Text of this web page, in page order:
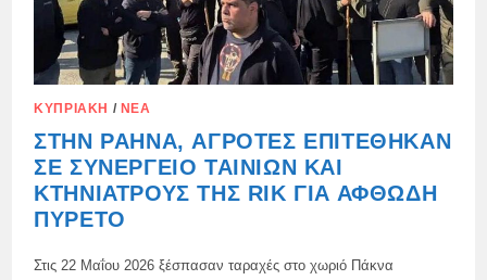
ΚΥΠΡΙΑΚΉ / ΝΈΑ
ΣΤΗΝ PAHNA, ΑΓΡΌΤΕΣ ΕΠΙΤΈΘΗΚΑΝ
ΣΕ ΣΥΝΕΡΓΕΊΟ ΤΑΙΝΙΏΝ ΚΑΙ
ΚΤΗΝΙΆΤΡΟΥΣ ΤΗΣ RIK ΓΙΑ ΑΦΘΏΔΗ
ΠΥΡΕΤΌ
Στις 22 Μαΐου 2026 ξέσπασαν ταραχές στο χωριό Πάκνα